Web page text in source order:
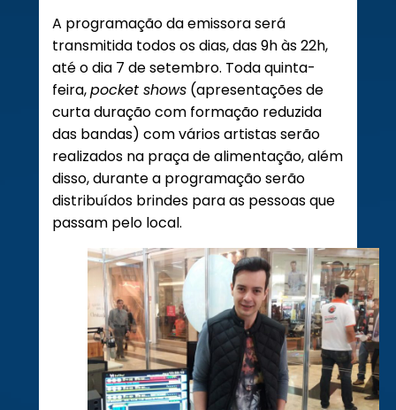
A programação da emissora será
transmitida todos os dias, das 9h às 22h,
até o dia 7 de setembro. Toda quinta-
feira,pocket shows (apresentações de
curta duração com formação reduzida
das bandas) com vários artistas serão
realizados na praça de alimentação, além
disso, durante a programação serão
distribuídos brindes para as pessoas que
passam pelo local.